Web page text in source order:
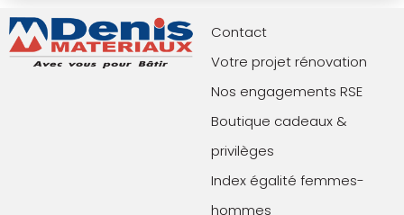
Contact
Votre projet rénovation
Nos engagements RSE
Boutique cadeaux &
privilèges
Index égalité femmes-
hommes